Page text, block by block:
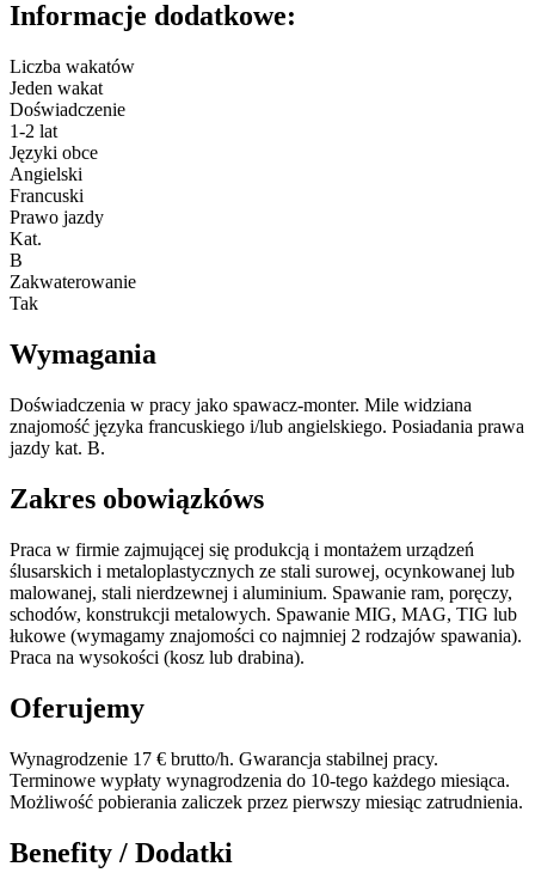
Informacje dodatkowe:
Liczba wakatów
Jeden wakat
Doświadczenie
1-2 lat
Języki obce
Angielski
Francuski
Prawo jazdy
Kat.
B
Zakwaterowanie
Tak
Wymagania
Doświadczenia w pracy jako spawacz-monter. Mile widziana
znajomość języka francuskiego i/lub angielskiego. Posiadania prawa
jazdy kat. B.
Zakres obowiązkóws
Praca w firmie zajmującej się produkcją i montażem urządzeń
ślusarskich i metaloplastycznych ze stali surowej, ocynkowanej lub
malowanej, stali nierdzewnej i aluminium. Spawanie ram, poręczy,
schodów, konstrukcji metalowych. Spawanie MIG, MAG, TIG lub
łukowe (wymagamy znajomości co najmniej 2 rodzajów spawania).
Praca na wysokości (kosz lub drabina).
Oferujemy
Wynagrodzenie 17 € brutto/h. Gwarancja stabilnej pracy.
Terminowe wypłaty wynagrodzenia do 10-tego każdego miesiąca.
Możliwość pobierania zaliczek przez pierwszy miesiąc zatrudnienia.
Benefity / Dodatki